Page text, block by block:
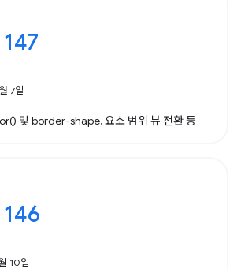
7일
및 border-shape, 요소 범위 뷰 전환 등
10일